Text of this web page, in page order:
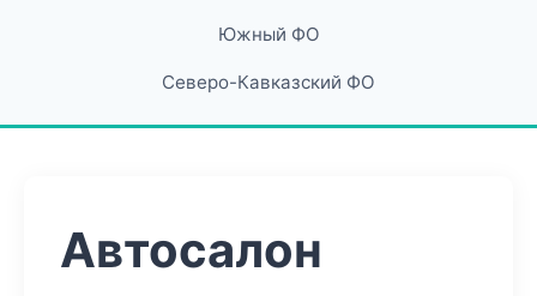
Южный ФО
Северо-Кавказский ФО
Автосалон